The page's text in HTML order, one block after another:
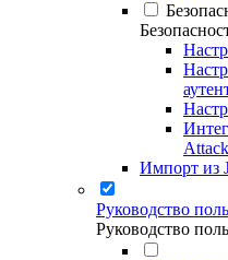
Attack
Импорт из
Руководство
Руководство